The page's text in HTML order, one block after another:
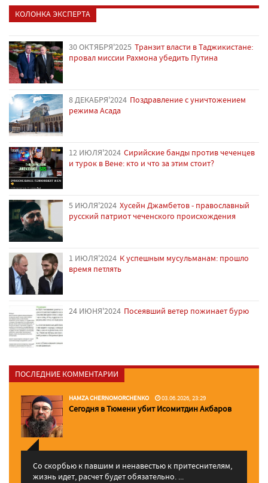
КОЛОНКА ЭКСПЕРТА
30 ОКТЯБРЯ'2025 Транзит власти в Таджикистане:
провал миссии Рахмона убедить Путина
8 ДЕКАБРЯ'2024 Поздравление с уничтожением
режима Асада
12 ИЮЛЯ'2024 Сирийские банды против чеченцев
и турок в Вене: кто и что за этим стоит?
5 ИЮЛЯ'2024 Хусейн Джамбетов - православный
русский патриот чеченского происхождения
1 ИЮЛЯ'2024 К успешным мусульманам: прошло
время петлять
24 ИЮНЯ'2024 Посеявший ветер пожинает бурю
ПОСЛЕДНИЕ КОММЕНТАРИИ
HAMZA CHERNOMORCHENKO 03.06.2026, 23:29
Сегодня в Тюмени убит Исомитдин Акбаров
Со скорбью к павшим и ненавестью к притеснителям,
жизнь идет, расчет будет обязательно. ...